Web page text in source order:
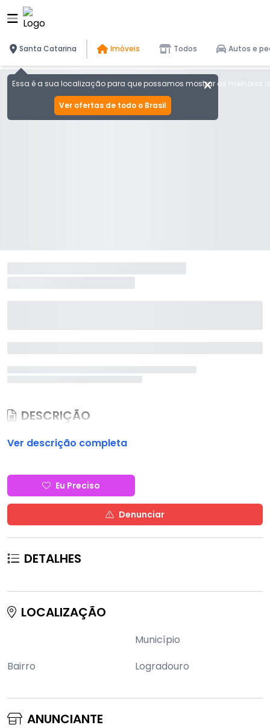
Santa Catarina
Essa é a sua localização para que possamos mostrar as melhores
Ver ofertas de todo o Brasil
Imóveis Todos Autos e
DESCRIÇÃO
Ver descrição completa
Eu Preciso
Denunciar
DETALHES
LOCALIZAÇÃO
Município
Bairro
Logradouro
ANUNCIANTE